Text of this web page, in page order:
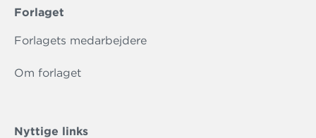
Forlaget
Forlagets medarbejdere
Om forlaget
Nyttige links